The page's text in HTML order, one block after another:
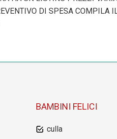
DI SPESA COMPILA
BAMBINI FELICI
culla